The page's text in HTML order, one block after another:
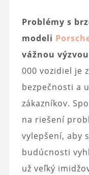
Problémy s
modeli
vážnou
000 vozidiel je
bezpečnosti a
zákazníkov.
na riešení
vylepšení, aby
budúcnosti
už veľký